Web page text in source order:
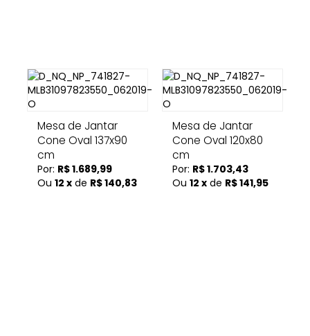
Mesa de Jantar
Cone Oval 137x90
cm
Por: R$ 1.689,99
Ou 12 x de R$ 140,83
Mesa de Jantar
Cone Oval 120x80
cm
Por: R$ 1.703,43
Ou 12 x de R$ 141,95